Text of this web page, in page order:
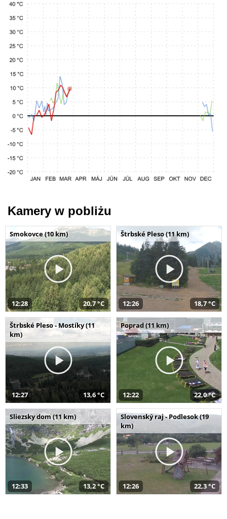
Kamery w pobliżu
Smokovce (10 km)
12:28 20,7 °C
Štrbské Pleso (11 km)
12:26 18,7 °C
Štrbské Pleso - Mostíky (11
km)
12:27 13,6 °C
Poprad (11 km)
12:22 22,0 °C
Sliezsky dom (11 km)
12:33 13,2 °C
Slovenský raj - Podlesok (19
km)
12:26 22,3 °C